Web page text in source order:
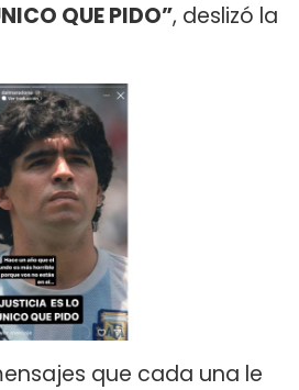
QUE PIDO”, deslizó la
que cada una le